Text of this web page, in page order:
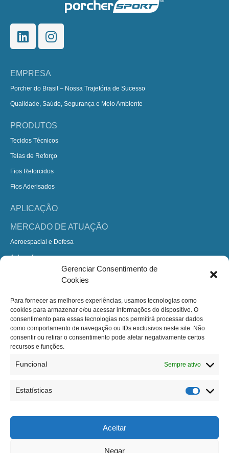
Gerenciar Consentimento de
Cookies
Para fornecer as melhores experiências, usamos tecnologias como
cookies para armazenar e/ou acessar informações do dispositivo. O
consentimento para essas tecnologias nos permitirá processar dados
como comportamento de navegação ou IDs exclusivos neste site. Não
consentir ou retirar o consentimento pode afetar negativamente certos
recursos e funções.
Funcional Sempre ativo
Estatísticas
Aceitar
Negar
EMPRESA
Porcher do Brasil – Nossa Trajetória de Sucesso
Qualidade, Saúde, Segurança e Meio Ambiente
PRODUTOS
Tecidos Técnicos
Telas de Reforço
Fios Retorcidos
Fios Aderisados
APLICAÇÃO
MERCADO DE ATUAÇÃO
Aeroespacial e Defesa
Automotivo
Esportes e Lazer
Design de Interiores
GRUPO PORCHER INDUSTRIES
Presença Mundial
Localização